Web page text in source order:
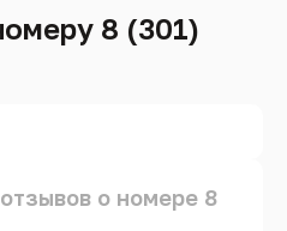
8 (301)
о номере 8